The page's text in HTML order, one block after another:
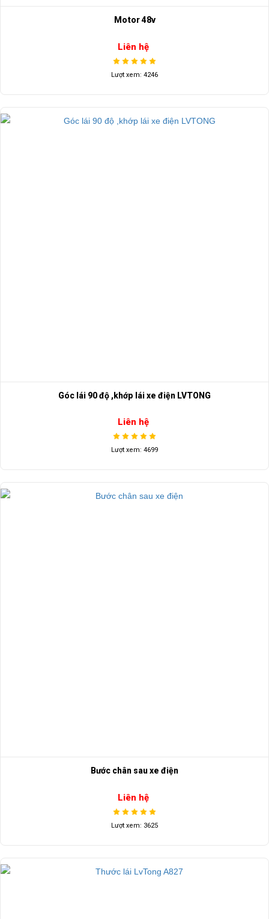
Motor 48v
Liên hệ
Lượt xem: 4246
Góc lái 90 độ ,khớp lái xe điện LVTONG
Liên hệ
Lượt xem: 4699
Bước chân sau xe điện
Liên hệ
Lượt xem: 3625